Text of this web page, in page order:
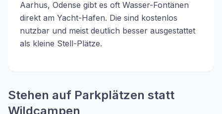
Aarhus, Odense gibt es oft Wasser-Fontänen
direkt am Yacht-Hafen. Die sind kostenlos
nutzbar und meist deutlich besser ausgestattet
als kleine Stell-Plätze.
Stehen auf Parkplätzen statt
Wildcampen